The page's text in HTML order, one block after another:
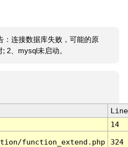
：连接数据库失败，可能的原
2、mysql未启动。
Line
14
function_extend.php 324